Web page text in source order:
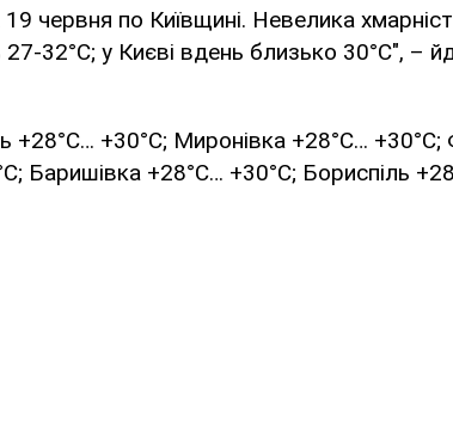
червня по Київщині. Невелика
32°С; у Києві вдень близько 30°С", –
+28°С… +30°С; Миронівка +28°С… +30°С;
Баришівка +28°С… +30°С; Бориспіль